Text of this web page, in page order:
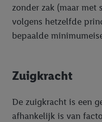
zonder zak (maar met
volgens hetzelfde
bepaalde
Zuigkracht
De zuigkracht is een
afhankelijk is van